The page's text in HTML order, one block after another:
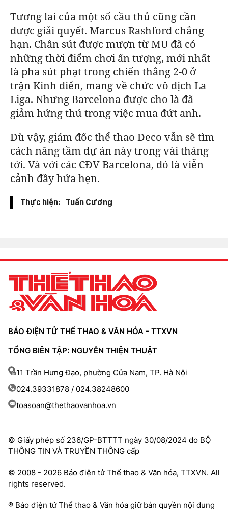
Tương lai của một số cầu thủ cũng cần
được giải quyết. Marcus Rashford chẳng
hạn. Chân sút được mượn từ MU đã có
những thời điểm chơi ấn tượng, mới nhất
là pha sút phạt trong chiến thắng 2-0 ở
trận Kinh điển, mang về chức vô địch La
Liga. NhưngBarcelona được cho là đã
giảm hứng thú trong việc mua đứt anh.
Dù vậy, giám đốc thể thao Deco vẫn sẽ tìm
cách nâng tầm dự án này trong vài tháng
tới. Vàvới các CĐVBarcelona, đó là viễn
cảnh đầy hứa hẹn.
Thực hiện: Tuấn Cương
BÁO ĐIỆN TỬ THỂ THAO & VĂN HÓA - TTXVN
TỔNG BIÊN TẬP: NGUYỄN THIỆN THUẬT
11 Trần Hưng Đạo, phường Cửa Nam, TP. Hà Nội
024.39331878 / 024.38248600
toasoan@thethaovanhoa.vn
© Giấy phép số 236/GP-BTTTT ngày 30/08/2024 do BỘ
THÔNG TIN VÀ TRUYỀN THÔNG cấp
© 2008 - 2026 Báo điện tử Thể thao & Văn hóa, TTXVN. All
rights reserved.
® Báo điện tử Thể thao & Văn hóa giữ bản quyền nội dung